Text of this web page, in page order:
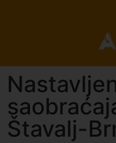
Štavalj-